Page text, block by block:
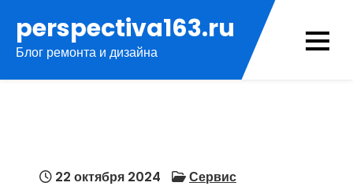
содержимому
perspectiva163.ru
Блог ремонта и дизайна
22 октября 2024 Сервис